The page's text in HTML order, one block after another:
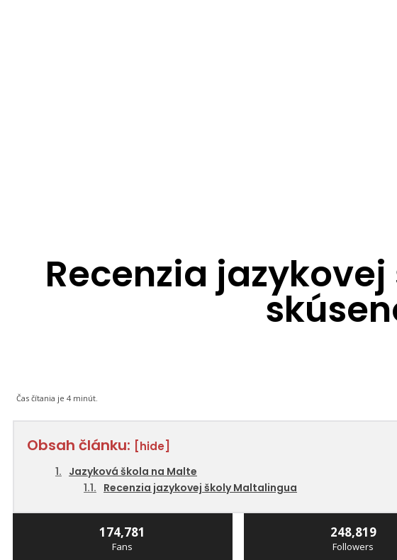
Recenzia
Čas čítania je 4 minút.
Obsah článku: [hide]
Jazyková škola na Malte
Recenzia jazykovej školy Maltalingua
174,781
Fans
248,819
Followers